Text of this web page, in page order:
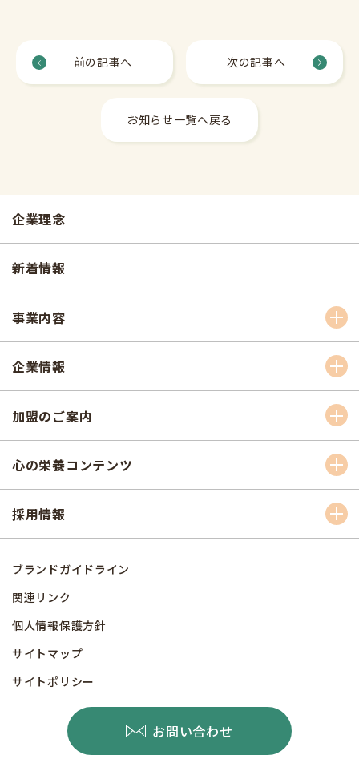
前の記事へ 次の記事へ
お知らせ一覧へ戻る
企業理念
新着情報
事業内容
企業情報
加盟のご案内
心の栄養コンテンツ
採用情報
ブランドガイドライン
関連リンク
個人情報保護方針
サイトマップ
サイトポリシー
お問い合わせ